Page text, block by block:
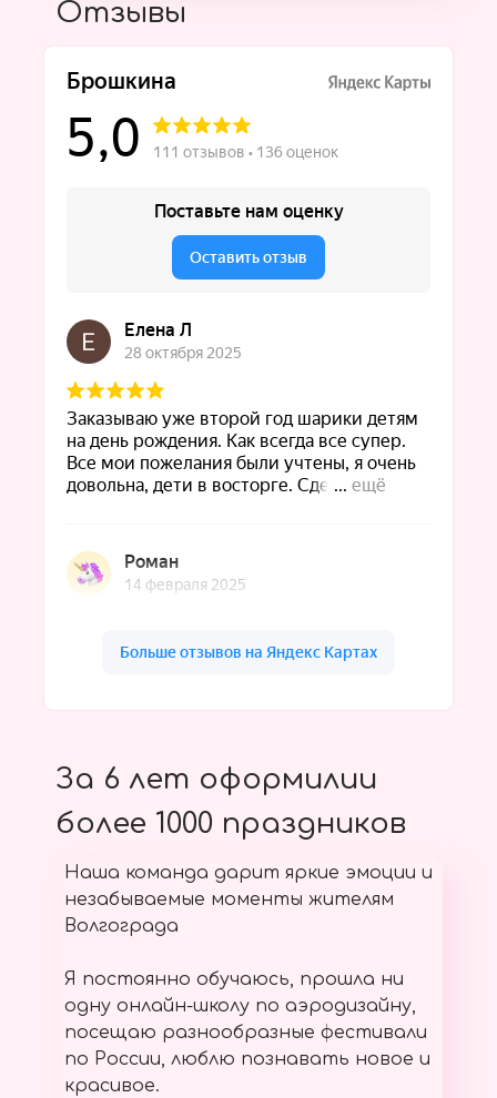
Отзывы
За 6 лет оформилии
более 1000 праздников
Наша команда дарит яркие эмоции и
незабываемые моменты жителям
Волгограда
Я постоянно обучаюсь, прошла ни
одну онлайн-школу по аэродизайну,
посещаю разнообразные фестивали
по России, люблю познавать новое и
красивое.